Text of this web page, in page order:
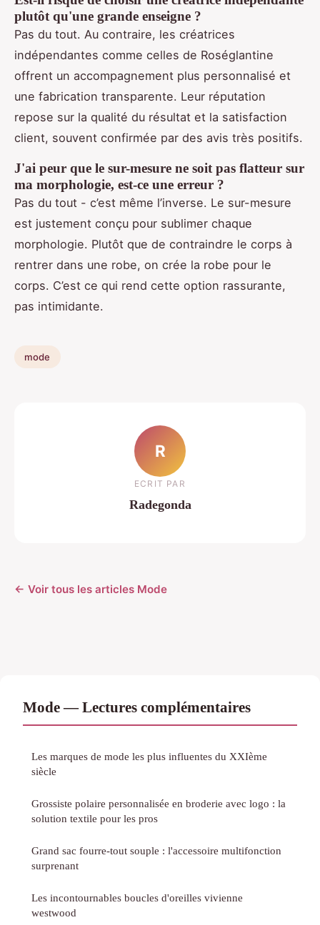
plutôt qu'une grande enseigne ?
Pas du tout. Au contraire, les créatrices
indépendantes comme celles de Roséglantine
offrent un accompagnement plus personnalisé et
une fabrication transparente. Leur réputation
repose sur la qualité du résultat et la satisfaction
client, souvent confirmée par des avis très positifs.
J'ai peur que le sur-mesure ne soit pas flatteur sur
ma morphologie, est-ce une erreur ?
Pas du tout - c’est même l’inverse. Le sur-mesure
est justement conçu pour sublimer chaque
morphologie. Plutôt que de contraindre le corps à
rentrer dans une robe, on crée la robe pour le
corps. C’est ce qui rend cette option rassurante,
pas intimidante.
mode
R
ECRIT PAR
Radegonda
← Voir tous les articles Mode
Mode — Lectures complémentaires
Les marques de mode les plus influentes du XXIème
siècle
Grossiste polaire personnalisée en broderie avec logo : la
solution textile pour les pros
Grand sac fourre-tout souple : l'accessoire multifonction
surprenant
Les incontournables boucles d'oreilles vivienne
westwood